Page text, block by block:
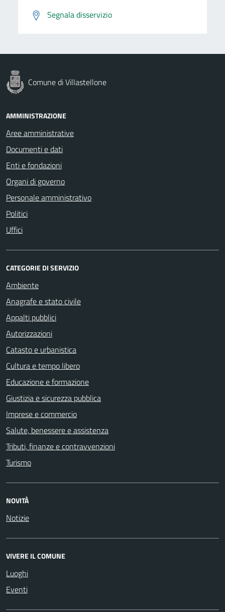
Segnala disservizio
Comune di Villastellone
AMMINISTRAZIONE
Aree amministrative
Documenti e dati
Enti e fondazioni
Organi di governo
Personale amministrativo
Politici
Uffici
CATEGORIE DI SERVIZIO
Ambiente
Anagrafe e stato civile
Appalti pubblici
Autorizzazioni
Catasto e urbanistica
Cultura e tempo libero
Educazione e formazione
Giustizia e sicurezza pubblica
Imprese e commercio
Salute, benessere e assistenza
Tributi, finanze e contravvenzioni
Turismo
NOVITÀ
Notizie
VIVERE IL COMUNE
Luoghi
Eventi